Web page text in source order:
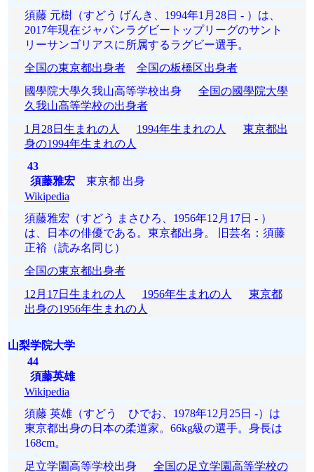
須藤 元樹（すどう げんき、1994年1月28日 - ）は、
2017年現在ジャパンラグビートップリーグのサント
リーサンゴリアスに所属するラグビー選手。
全国の東京都出身者
全国の板橋区出身者
國學院大學久我山高等学校出身 全国の國學院大學
久我山高等学校の出身者
1月28日生まれの人
1994年生まれの人
東京都出
身の1994年生まれの人
43
須藤雅宏東京都 出身
Wikipedia
須藤雅宏（すどう まさひろ、1956年12月17日 - ）
は、日本の俳優である。東京都出身。 旧芸名：須藤
正裕（読み名同じ）
全国の東京都出身者
12月17日生まれの人
1956年生まれの人
東京都
出身の1956年生まれの人
山梨学院大学
44
須藤英雄
Wikipedia
須藤 英雄（すどう ひでお、1978年12月25日 -）は
東京都出身の日本の柔道家。66kg級の選手。身長は
168cm。
足立学園高等学校出身 全国の足立学園高等学校の